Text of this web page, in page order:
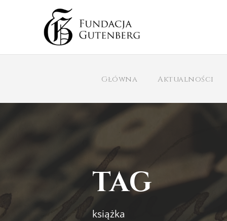
Główna Aktualności
TAG
książka